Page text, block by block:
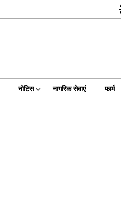
नोटिस नागरिक सेवाएं फार्म